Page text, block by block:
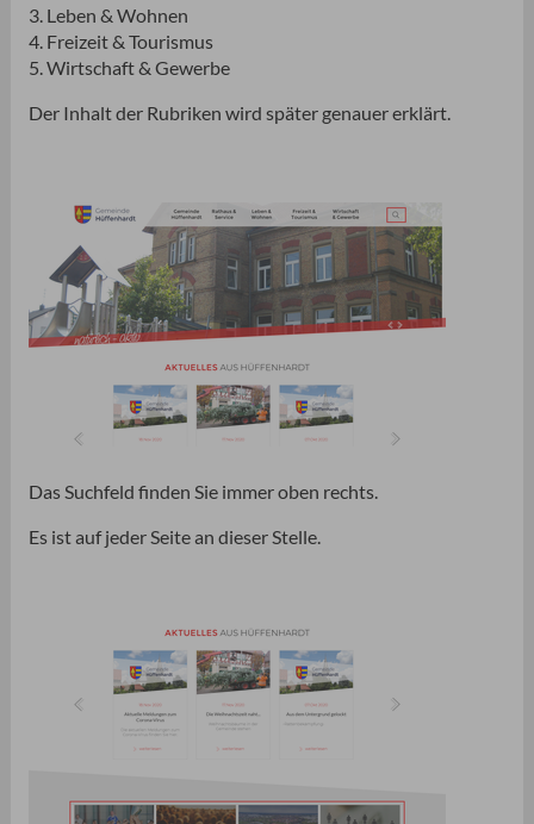
3. Leben & Wohnen
4. Freizeit & Tourismus
5. Wirtschaft & Gewerbe
Der Inhalt der Rubriken wird später genauer erklärt.
Das Suchfeld finden Sie immer oben rechts.
Es ist auf jeder Seite an dieser Stelle.